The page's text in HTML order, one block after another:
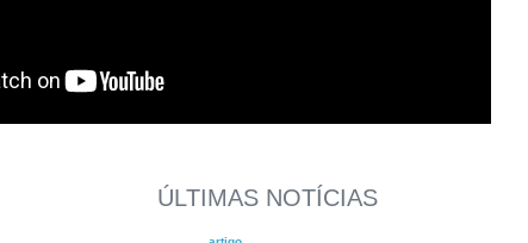
ÚLTIMAS NOTÍCIAS